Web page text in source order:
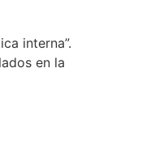
interna”.
en la